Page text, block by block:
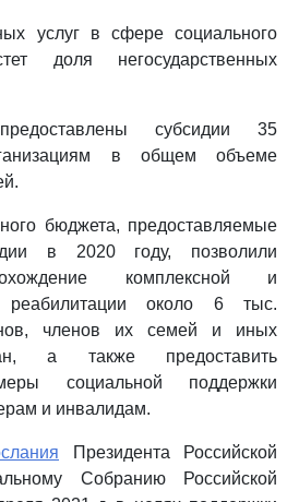
услуг в сфере социального
доля негосударственных
субсидии 35
в общем объеме
бюджета, предоставляемые
в 2020 году, позволили
комплексной и
реабилитации около 6 тыс.
членов их семей и иных
а также предоставить
социальной поддержки
и инвалидам.
Президента Российской
Собранию Российской